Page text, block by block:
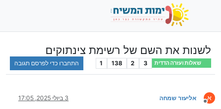
לשנות את השם של רשימת צינתוקים
שאלות ועזרה הדדית 3
2
138
1 התחברו כדי לפרסם תגובה
א
מנותק
אליעזר שמחה 3 ביולי 2025, 17:05